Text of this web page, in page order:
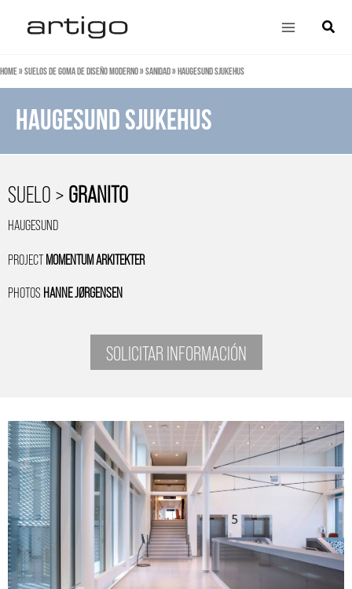
contenido
Main
Home»Suelos de goma de diseño moderno»Sanidad»Haugesund sjukehus
Haugesund sjukehus
SUELO >GRANITO
HAUGESUND
PROJECTMOMENTUM ARKITEKTER
PHOTOS HANNE JØRGENSEN
SOLICITAR INFORMACIÓN